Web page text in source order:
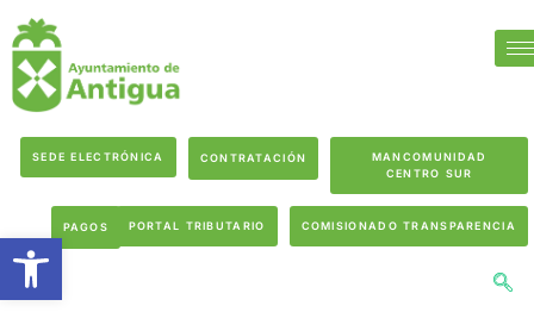
SEDE ELECTRÓNICA CONTRATACIÓN
MANCOMUNIDAD
CENTRO SUR
PAGOS PORTAL TRIBUTARIO COMISIONADO TRANSPARENCIA
Abrir barra de herramientas